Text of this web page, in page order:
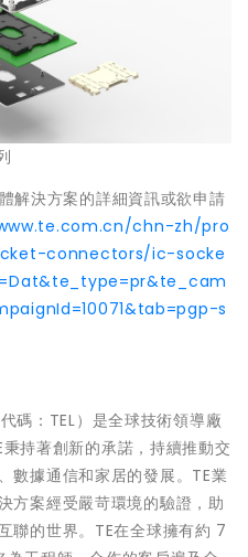
解決方案的詳細資訊或欲申請
chn-zh/pro
connectors/ic-socke
s
：TEL）是全球技術領導廠
持著創新的承諾，持續推動交
數據通信和家居的發展。TE業
方案經受嚴苛環境的驗證，助
聯的世界。TE在全球擁有約 7